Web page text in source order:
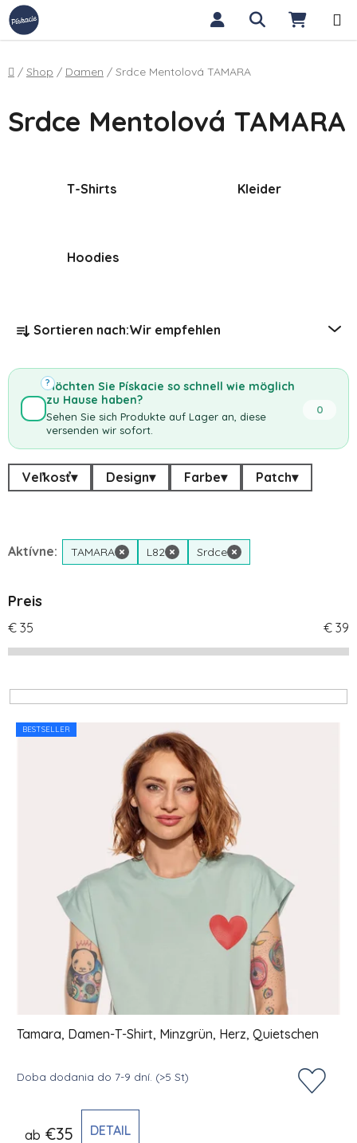
Zum Inhalt springen Suchen
Startseite
/ Shop / Damen / Srdce Mentolová TAMARA
Srdce Mentolová TAMARA
T-Shirts Kleider
Hoodies
Sortieren nach:Wir empfehlen
Möchten Sie Pískacie so schnell wie möglich
zu Hause haben?
Sehen Sie sich Produkte auf Lager an, diese
versenden wir sofort.
0
?
Veľkosť▾ Design▾ Farbe▾ Patch▾
Aktívne: TAMARA × L82 × Srdce ×
Preis
€ 35 € 39
Liste der Produkte
BESTSELLER
Tamara, Damen-T-Shirt, Minzgrün, Herz, Quietschen
Doba dodania do 7-9 dní. (>5 St)
ab €35 DETAIL